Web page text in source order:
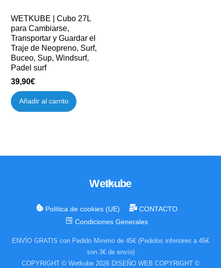
WETKUBE | Cubo 27L
para Cambiarse,
Transportar y Guardar el
Traje de Neopreno, Surf,
Buceo, Sup, Windsurf,
Padel surf
39,90€
Añadir al carrito
Back
Top
Wetkube
Política de cookies (UE)
CONTACTO
Condiciones Generales
ENVÍO GRATIS con Pedido Mínimo de 45€ (Pedidos inferiores a 45€
son 3€ de envío)
COPYRIGHT © Wetkube 2026 DISEÑO WEB COPYRIGHT ©